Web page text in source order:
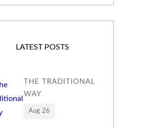
LATEST POSTS
THE TRADITIONAL
WAY
Aug 26